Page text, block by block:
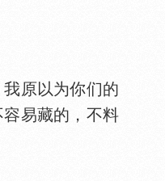
我原以为你们的
易藏的，不料